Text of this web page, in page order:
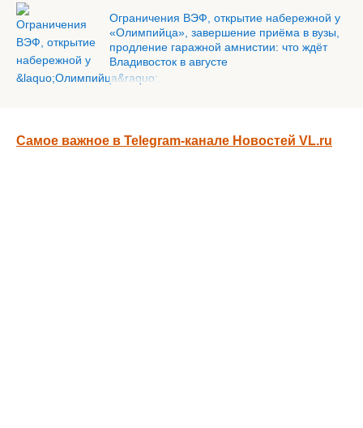
Ограничения ВЭФ, открытие набережной у
«Олимпийца», завершение приёма в вузы,
продление гаражной амнистии: что ждёт
Владивосток в августе
Самое важное в Telegram-канале Новостей VL.ru